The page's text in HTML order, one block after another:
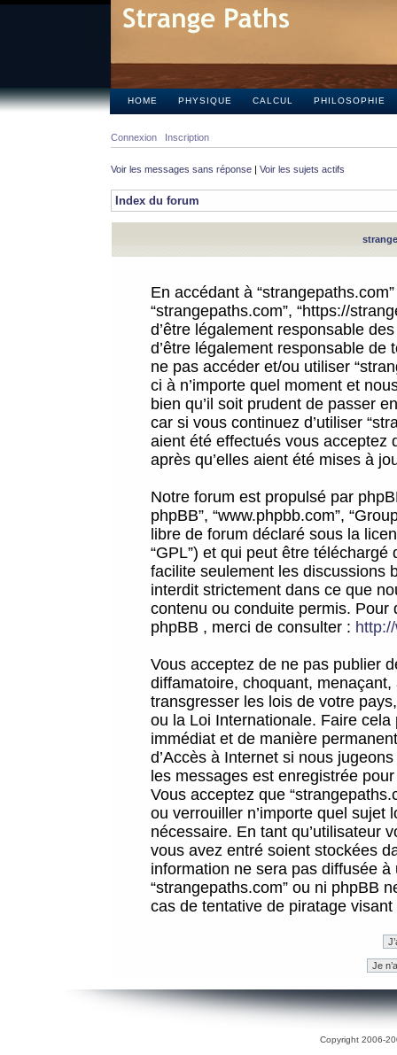
HOME PHYSIQUE CALCUL PHILOSOPHIE
Connexion Inscription
Voir les messages sans réponse | Voir les sujets actifs
Index du forum
En accédant à
“strangepaths.com”, “https://
d’être légalement responsable
d’être légalement responsable
ne pas accéder et/ou utiliser
ci à n’importe quel moment et
bien qu’il soit prudent de passer
car si vous continuez d’utiliser
aient été effectués vous acceptez
après qu’elles aient été mises à
Notre forum est propulsé par
phpBB”, “www.phpbb.com”,
libre de forum déclaré sous la
“GPL”) et qui peut être téléchargé
facilite seulement les discussions
interdit strictement dans ce que
contenu ou conduite permis.
phpBB , merci de consulter :
Vous acceptez de ne pas publier
diffamatoire, choquant,
transgresser les lois de votre
ou la Loi Internationale. Faire
immédiat et de manière
d’Accès à Internet si nous
les messages est enregistrée
Vous acceptez que
ou verrouiller n’importe quel sujet
nécessaire. En tant qu’utilisateur
vous avez entré soient stockées
information ne sera pas diffusée
“strangepaths.com” ou ni phpBB
cas de tentative de piratage
Copyright 2006-